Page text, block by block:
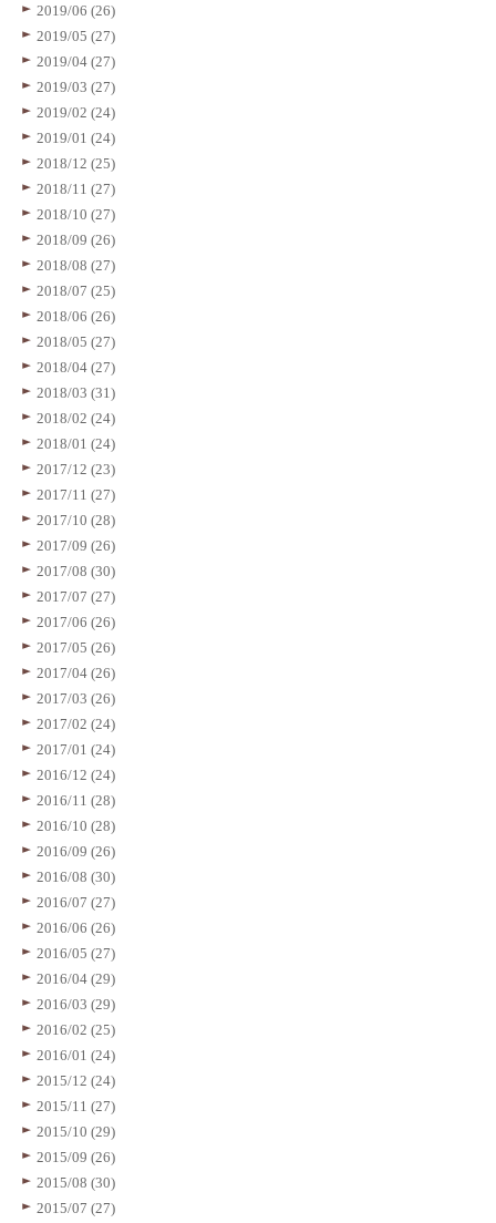
2019/06 (26)
2019/05 (27)
2019/04 (27)
2019/03 (27)
2019/02 (24)
2019/01 (24)
2018/12 (25)
2018/11 (27)
2018/10 (27)
2018/09 (26)
2018/08 (27)
2018/07 (25)
2018/06 (26)
2018/05 (27)
2018/04 (27)
2018/03 (31)
2018/02 (24)
2018/01 (24)
2017/12 (23)
2017/11 (27)
2017/10 (28)
2017/09 (26)
2017/08 (30)
2017/07 (27)
2017/06 (26)
2017/05 (26)
2017/04 (26)
2017/03 (26)
2017/02 (24)
2017/01 (24)
2016/12 (24)
2016/11 (28)
2016/10 (28)
2016/09 (26)
2016/08 (30)
2016/07 (27)
2016/06 (26)
2016/05 (27)
2016/04 (29)
2016/03 (29)
2016/02 (25)
2016/01 (24)
2015/12 (24)
2015/11 (27)
2015/10 (29)
2015/09 (26)
2015/08 (30)
2015/07 (27)